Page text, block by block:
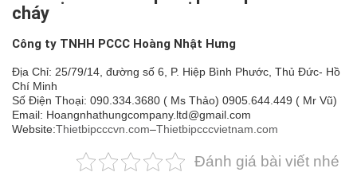
cháy
Công ty TNHH PCCC Hoàng Nhật Hưng
Địa Chỉ: 25/79/14, đường số 6, P. Hiệp Bình Phước, Thủ Đức- Hồ
Chí Minh
Số Điện Thoại: 090.334.3680 ( Ms Thảo) 0905.644.449 ( Mr Vũ)
Email: Hoangnhathungcompany.ltd@gmail.com
Website:Thietbipcccvn.com–Thietbipcccvietnam.com
Đánh giá bài viết nhé